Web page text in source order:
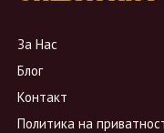
За Нас
Блог
Контакт
Политика на